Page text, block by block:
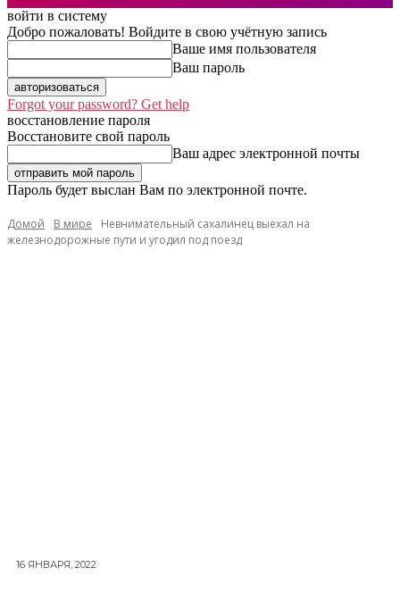
войти в систему
Добро пожаловать! Войдите в свою учётную запись
Ваше имя пользователя
Ваш пароль
Forgot your password? Get help
восстановление пароля
Восстановите свой пароль
Ваш адрес электронной почты
Пароль будет выслан Вам по электронной почте.
Домой В мире
Невнимательный сахалинец выехал на
железнодорожные пути и угодил под поезд
16 ЯНВАРЯ, 2022